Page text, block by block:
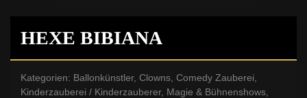
HEXE BIBIANA
Kategorien: Ballonkünstler, Clowns Comedy Zauberei
Kinderzauberei / Kinderzauberer, Magie & Bühnenshows